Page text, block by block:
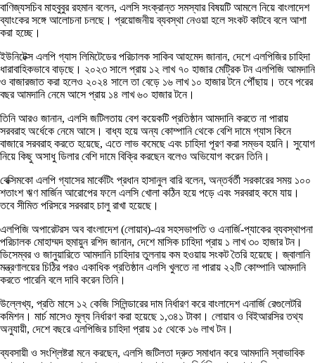
বাণিজ্যসচিব মাহবুবুর রহমান বলেন, এলসি সংক্রান্ত সমস্যার বিষয়টি আমলে নিয়ে বাংলাদেশ
ব্যাংকের সঙ্গে আলোচনা চলছে। প্রয়োজনীয় ব্যবস্থা নেওয়া হলে সংকট কাটবে বলে আশা
করা হচ্ছে।
ইউনিটেক্স এলপি গ্যাস লিমিটেডের পরিচালক সাকিব আহমেদ জানান, দেশে এলপিজির চাহিদা
ধারাবাহিকভাবে বাড়ছে। ২০২৩ সালে প্রায় ১২ লাখ ৭০ হাজার মেট্রিক টন এলপিজি আমদানি
ও বাজারজাত করা হলেও ২০২৪ সালে তা বেড়ে ১৬ লাখ ১০ হাজার টনে পৌঁছায়। তবে পরের
বছর আমদানি নেমে আসে প্রায় ১৪ লাখ ৬০ হাজার টনে।
তিনি আরও জানান, এলসি জটিলতায় বেশ কয়েকটি প্রতিষ্ঠান আমদানি করতে না পারায়
সরবরাহ অর্ধেকে নেমে আসে। বাধ্য হয়ে অন্য কোম্পানি থেকে বেশি দামে গ্যাস কিনে
বাজারে সরবরাহ করতে হয়েছে, এতে লাভ কমেছে এবং চাহিদা পূরণ করা সম্ভব হয়নি। সুযোগ
নিয়ে কিছু অসাধু ডিলার বেশি দামে বিক্রি করছেন বলেও অভিযোগ করেন তিনি।
বেক্সিমকো এলপি গ্যাসের মার্কেটিং প্রধান হাসানুল বারি বলেন, অন্তর্বর্তী সরকারের সময় ১০০
শতাংশ ঋণ মার্জিন আরোপের ফলে এলসি খোলা কঠিন হয়ে পড়ে এবং সরবরাহ কমে যায়।
তবে সীমিত পরিসরে সরবরাহ চালু রাখা হয়েছে।
এলপিজি অপারেটরস অব বাংলাদেশ (লোয়াব)-এর সহসভাপতি ও এনার্জি-প্যাকের ব্যবস্থাপনা
পরিচালক মোহাম্মদ হুমায়ুন রশিদ জানান, দেশে মাসিক চাহিদা প্রায় ১ লাখ ৩০ হাজার টন।
ডিসেম্বর ও জানুয়ারিতে আমদানি চাহিদার তুলনায় কম হওয়ায় সংকট তৈরি হয়েছে। জ্বালানি
মন্ত্রণালয়ের চিঠির পরও একাধিক প্রতিষ্ঠান এলসি খুলতে না পারায় ২২টি কোম্পানি আমদানি
করতে পারেনি বলে দাবি করেন তিনি।
উল্লেখ্য, প্রতি মাসে ১২ কেজি সিলিন্ডারের দাম নির্ধারণ করে বাংলাদেশ এনার্জি রেগুলেটরি
কমিশন। মার্চ মাসেও মূল্য নির্ধারণ করা হয়েছে ১,৩৪১ টাকা। লোয়াব ও বিইআরসির তথ্য
অনুযায়ী, দেশে বছরে এলপিজির চাহিদা প্রায় ১৫ থেকে ১৬ লাখ টন।
ব্যবসায়ী ও সংশ্লিষ্টরা মনে করছেন, এলসি জটিলতা দ্রুত সমাধান করে আমদানি স্বাভাবিক